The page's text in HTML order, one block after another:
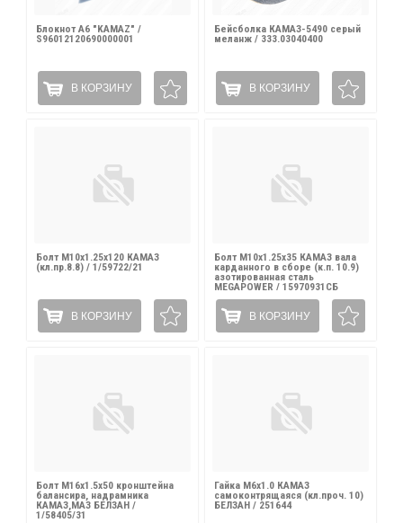
Блокнот А6 "KAMAZ" /
S96012120690000001
В КОРЗИНУ
Бейсболка КАМАЗ-5490 серый
меланж / 333.03040400
В КОРЗИНУ
Болт М10х1.25х120 КАМАЗ
(кл.пр.8.8) / 1/59722/21
В КОРЗИНУ
Болт М10х1.25х35 КАМАЗ вала
карданного в сборе (к.п. 10.9)
азотированная сталь
MEGAPOWER / 15970931СБ
В КОРЗИНУ
Болт М16х1.5х50 кронштейна
балансира, надрамника
КАМАЗ,МАЗ БЕЛЗАН /
1/58405/31
Гайка М6х1.0 КАМАЗ
самоконтрящаяся (кл.проч. 10)
БЕЛЗАН / 251644